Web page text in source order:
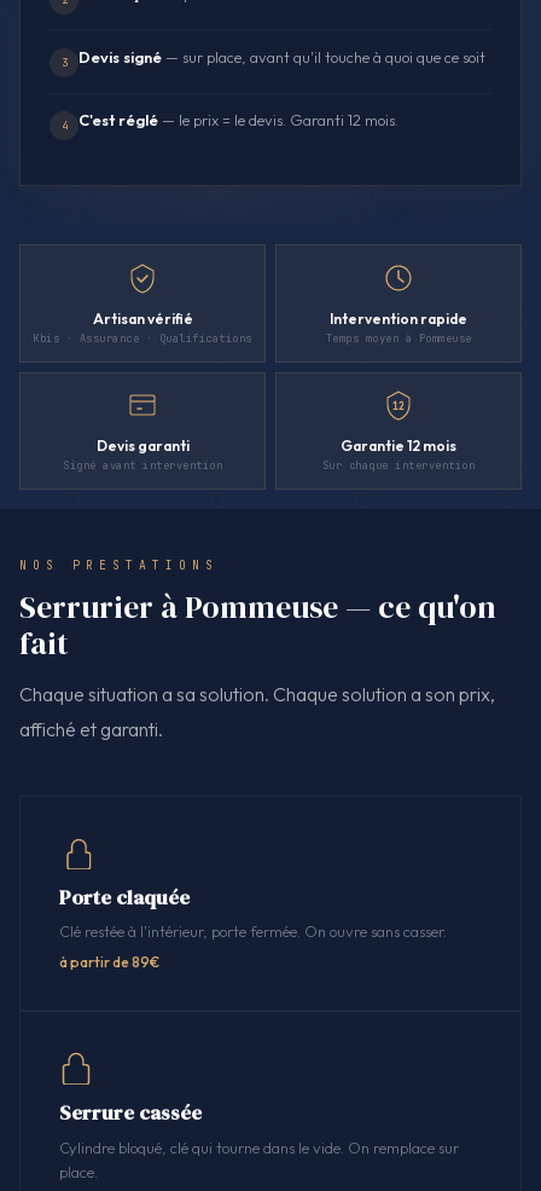
3 Devis signé — sur place, avant qu'il touche à quoi que ce soit
4 C'est réglé — le prix = le devis. Garanti 12 mois.
Artisan vérifié
Kbis · Assurance · Qualifications
Intervention rapide
Temps moyen à Pommeuse
Devis garanti
Signé avant intervention
12
Garantie 12 mois
Sur chaque intervention
NOS PRESTATIONS
Serrurier à Pommeuse — ce qu'on
fait
Chaque situation a sa solution. Chaque solution a son prix,
affiché et garanti.
Porte claquée
Clé restée à l'intérieur, porte fermée. On ouvre sans casser.
à partir de 89€
Serrure cassée
Cylindre bloqué, clé qui tourne dans le vide. On remplace sur
place.